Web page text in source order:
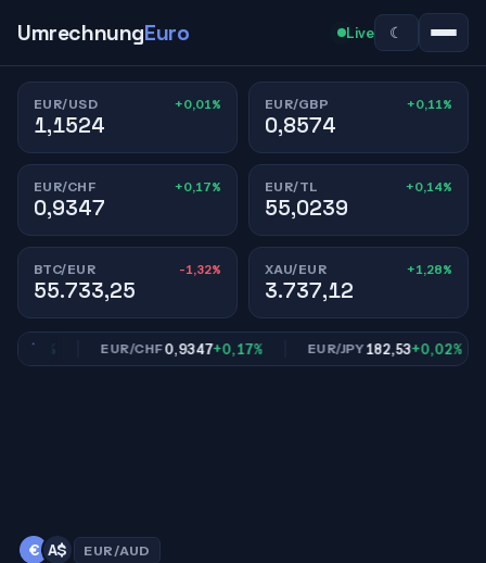
UmrechnungEuro Live ☾
EUR/USD +0,01%
1,1524
EUR/GBP +0,11%
0,8574
EUR/CHF +0,17%
0,9347
EUR/TL +0,14%
55,0239
BTC/EUR -1,32%
55.733,25
XAU/EUR +1,28%
3.737,12
EUR/CHF0,9347+0,17% EUR/JPY182,53+0,02%
€ A$ EUR/AUD